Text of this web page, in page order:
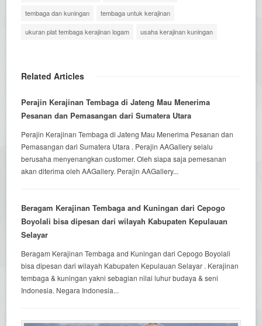
tembaga dan kuningan
tembaga untuk kerajinan
ukuran plat tembaga kerajinan logam
usaha kerajinan kuningan
Related Articles
Perajin Kerajinan Tembaga di Jateng Mau Menerima
Pesanan dan Pemasangan dari Sumatera Utara
Perajin Kerajinan Tembaga di Jateng Mau Menerima Pesanan dan
Pemasangan dari Sumatera Utara . Perajin AAGallery selalu
berusaha menyenangkan customer. Oleh siapa saja pemesanan
akan diterima oleh AAGallery. Perajin AAGallery...
Beragam Kerajinan Tembaga and Kuningan dari Cepogo
Boyolali bisa dipesan dari wilayah Kabupaten Kepulauan
Selayar
Beragam Kerajinan Tembaga and Kuningan dari Cepogo Boyolali
bisa dipesan dari wilayah Kabupaten Kepulauan Selayar . Kerajinan
tembaga & kuningan yakni sebagian nilai luhur budaya & seni
Indonesia. Negara Indonesia...